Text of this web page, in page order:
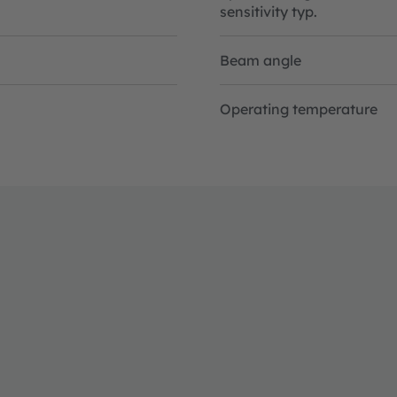
sensitivity typ.
Beam angle
Operating temperature